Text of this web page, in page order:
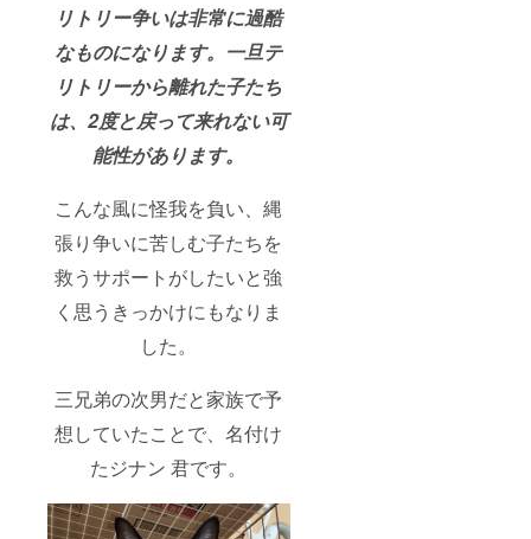
リトリー争いは非常に過酷
なものになります。一旦テ
リトリーから離れた子たち
は、2度と戻って来れない可
能性があります。
こんな風に怪我を負い、縄
張り争いに苦しむ子たちを
救うサポートがしたいと強
く思うきっかけにもなりま
した。
三兄弟の次男だと家族で予
想していたことで、名付け
たジナン 君です。